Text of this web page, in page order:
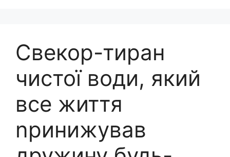
Свекор-тиран
чистої води, який
все життя
nринижував